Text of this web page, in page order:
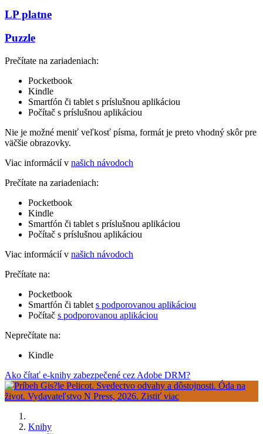
LP platne
Puzzle
Prečítate na zariadeniach:
Pocketbook
Kindle
Smartfón či tablet s príslušnou aplikáciou
Počítač s príslušnou aplikáciou
Nie je možné meniť veľkosť písma, formát je preto vhodný skôr pre
väčšie obrazovky.
Viac informácií v našich návodoch
Prečítate na zariadeniach:
Pocketbook
Kindle
Smartfón či tablet s príslušnou aplikáciou
Počítač s príslušnou aplikáciou
Viac informácií v našich návodoch
Prečítate na:
Pocketbook
Smartfón či tablet s podporovanou aplikáciou
Počítač s podporovanou aplikáciou
Neprečítate na:
Kindle
Ako čítať e-knihy zabezpečené cez Adobe DRM?
Knihy